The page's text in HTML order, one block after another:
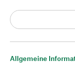
Allgemeine